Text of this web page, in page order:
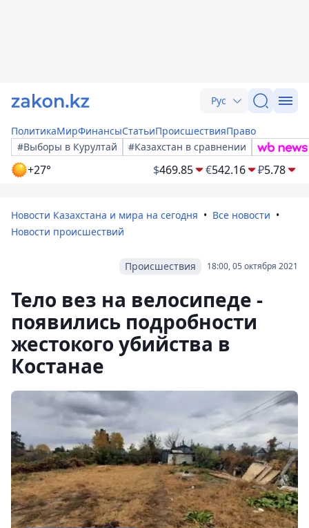
Рус
ПолитикаМирФинансыСтатьиПроисшествияПраво
#Выборы в Курултай
#Казахстан в сравнении
+27° $469.85 €542.16 ₽5.78
Новости Казахстана и мира на сегодня
Все новости
Новости происшествий
18:00, 05 октября 2021
Происшествия
Тело вез на велосипеде -
появились подробности
жестокого убийства в
Костанае